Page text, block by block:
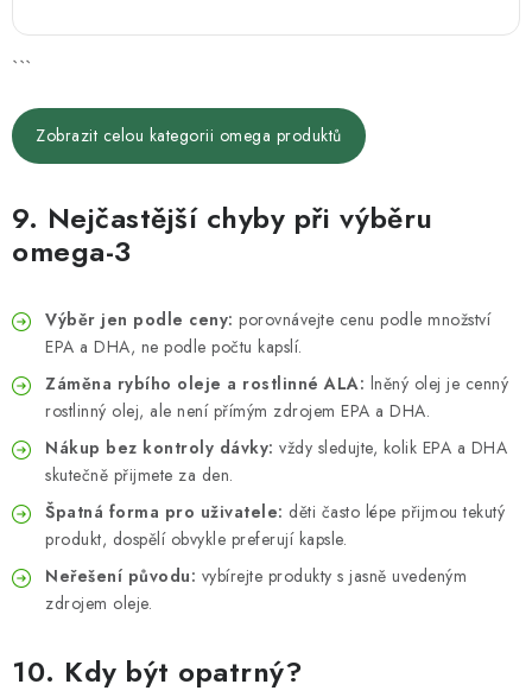
```
Zobrazit celou kategorii omega produktů
9. Nejčastější chyby při výběru
omega-3
Výběr jen podle ceny: porovnávejte cenu podle množství
EPA a DHA, ne podle počtu kapslí.
Záměna rybího oleje a rostlinné ALA: lněný olej je cenný
rostlinný olej, ale není přímým zdrojem EPA a DHA.
Nákup bez kontroly dávky: vždy sledujte, kolik EPA a DHA
skutečně přijmete za den.
Špatná forma pro uživatele: děti často lépe přijmou tekutý
produkt, dospělí obvykle preferují kapsle.
Neřešení původu: vybírejte produkty s jasně uvedeným
zdrojem oleje.
10. Kdy být opatrný?